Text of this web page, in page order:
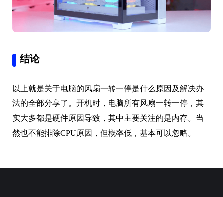
结论
以上就是关于电脑的风扇一转一停是什么原因及解决办
法的全部分享了。开机时，电脑所有风扇一转一停，其
实大多都是硬件原因导致，其中主要关注的是内存。当
然也不能排除CPU原因，但概率低，基本可以忽略。